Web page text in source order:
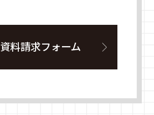
資料請求フォーム